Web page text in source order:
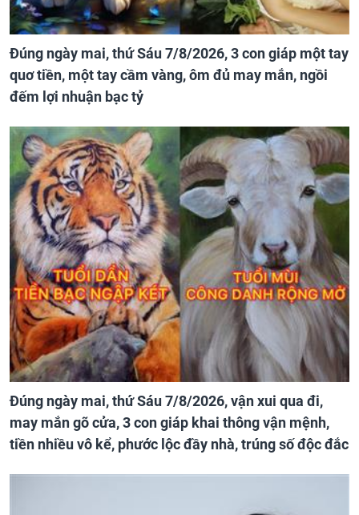
Đúng ngày mai, thứ Sáu 7/8/2026, 3 con giáp một tay
quơ tiền, một tay cầm vàng, ôm đủ may mắn, ngồi
đếm lợi nhuận bạc tỷ
Đúng ngày mai, thứ Sáu 7/8/2026, vận xui qua đi,
may mắn gõ cửa, 3 con giáp khai thông vận mệnh,
tiền nhiều vô kể, phước lộc đầy nhà, trúng số độc đắc